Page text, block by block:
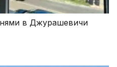
в Джурашевичи